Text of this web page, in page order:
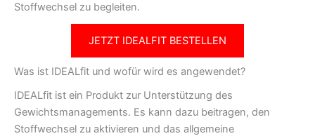
Stoffwechsel zu begleiten.
JETZT IDEALFIT BESTELLEN
Was ist IDEALfit und wofür wird es angewendet?
IDEALfit ist ein Produkt zur Unterstützung des
Gewichtsmanagements. Es kann dazu beitragen, den
Stoffwechsel zu aktivieren und das allgemeine